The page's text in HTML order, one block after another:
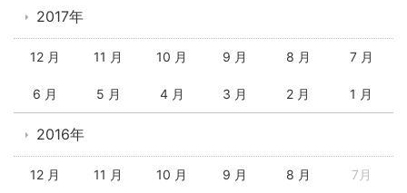
2017年
12 月 11 月 10 月 9 月 8 月 7 月
6 月 5 月 4 月 3 月 2 月 1 月
2016年
12 月 11 月 10 月 9 月 8 月 7月